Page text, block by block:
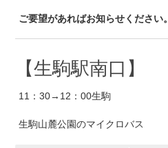
ご要望があればお知らせください。
【生駒駅南口】
11：30→12：00生駒
生駒山麓公園のマイクロバス